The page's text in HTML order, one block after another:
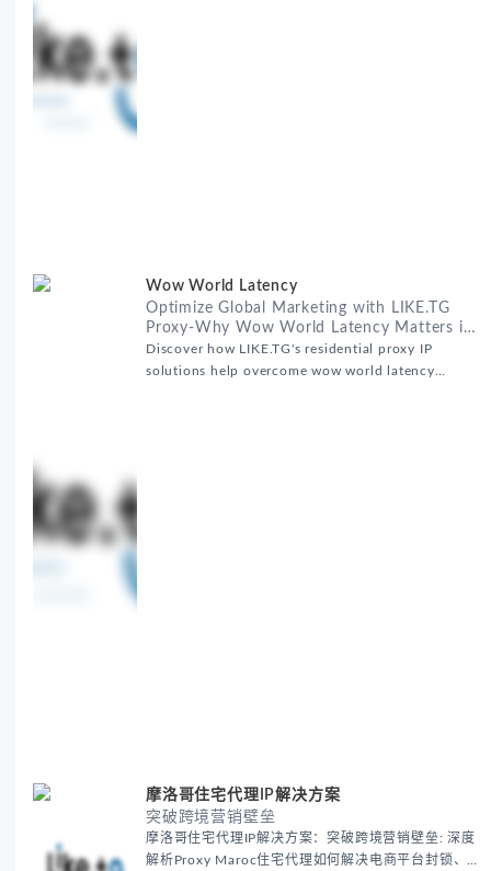
Wow World Latency
Optimize Global Marketing with LIKE.TG
Proxy-Why Wow World Latency Matters in
Global Marketing
Discover how LIKE.TG's residential proxy IP
solutions help overcome wow world latency
摩洛哥住宅代理IP解决方案
突破跨境营销壁垒
摩洛哥住宅代理IP解决方案：突破跨境营销壁垒: 深度
解析Proxy Maroc住宅代理如何解决电商平台封锁、社